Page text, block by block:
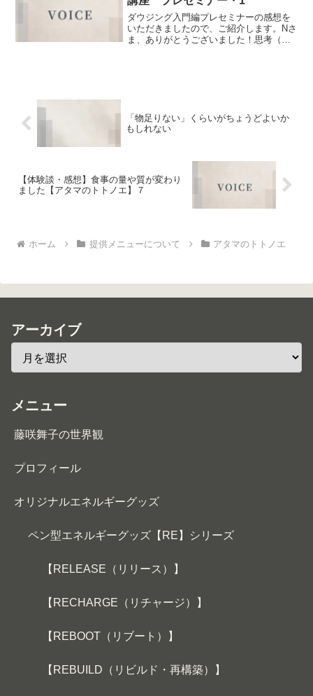
ダウジング入門編プレセミナーの感想を
いただきましたので、ご紹介します。Nさ
ま、ありがとうございました！思考（顕
「物足りない」くらいがちょうどよいか
もしれない
【体験談・感想】食事の量や質が変わり
ました【アタマのトトノエ】７
ホーム 提供メニューについて アタマのトトノエ
アーカイブ
メニュー
藤咲舞子の世界観
プロフィール
オリジナルエネルギーグッズ
ペン型エネルギーグッズ【RE】シリーズ
【RELEASE（リリース）】
【RECHARGE（リチャージ）】
【REBOOT（リブート）】
【REBUILD（リビルド・再構築）】